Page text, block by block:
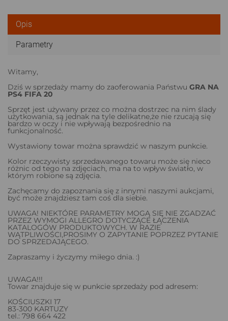
Opis
Parametry
Witamy,
Dziś w sprzedaży mamy do zaoferowania Państwu GRA NA
PS4 FIFA 20
Sprzęt jest używany przez co można dostrzec na nim ślady
użytkowania, są jednak na tyle delikatne,że nie rzucają się
bardzo w oczy i nie wpływają bezpośrednio na
funkcjonalność.
Wystawiony towar można sprawdzić w naszym punkcie.
Kolor rzeczywisty sprzedawanego towaru może się nieco
różnic od tego na zdjęciach, ma na to wpływ światło, w
którym robione są zdjęcia.
Zachęcamy do zapoznania się z innymi naszymi aukcjami,
być może znajdziesz tam coś dla siebie.
UWAGA! NIEKTÓRE PARAMETRY MOGĄ SIĘ NIE ZGADZAĆ
PRZEZ WYMOGI ALLEGRO DOTYCZĄCE ŁĄCZENIA
KATALOGÓW PRODUKTOWYCH. W RAZIE
WĄTPLIWOŚCI,PROSIMY O ZAPYTANIE POPRZEZ PYTANIE
DO SPRZEDAJĄCEGO.
Zapraszamy i życzymy miłego dnia. :)
UWAGA!!!
Towar znajduje się w punkcie sprzedaży pod adresem:
KOŚCIUSZKI 17
83-300 KARTUZY
tel.: 798 664 422